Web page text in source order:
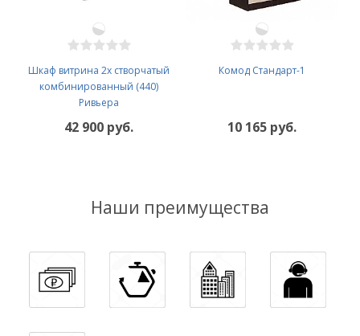
Шкаф витрина 2х створчатый
комбинированный (440)
Ривьера
42 900 руб.
Комод Стандарт-1
10 165 руб.
Наши преимущества